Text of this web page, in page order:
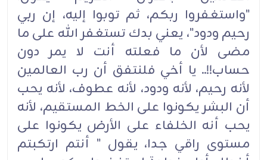
"واستغفروا ربكم، ثم توبوا إليه، إن ربي
رحيم ودود"، يعني بدك تستغفر الله على ما
مضى لأن ما فعلته أنت لا يمر دون
حساب!!.. يا أخي فلنتفق أن رب العالمين
لأنه رحيم، لأنه ودود، لأنه عطوف، لأنه يحب
أن البشر يكونوا على الخط المستقيم، لأنه
يحب أنه الخلفاء على الأرض يكونوا على
مستوى راقي جدا، يقول " أنتم ارتكبتم